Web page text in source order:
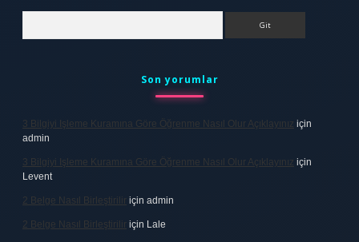
Son yorumlar
3 Bilgiyi Işleme Kuramına Göre Öğrenme Nasıl Olur Açıklayınız için
admin
3 Bilgiyi Işleme Kuramına Göre Öğrenme Nasıl Olur Açıklayınız için
Levent
2 Belge Nasıl Birleştirilir için admin
2 Belge Nasıl Birleştirilir için Lale